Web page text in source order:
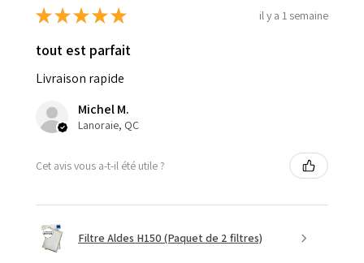
★★★★★ il y a 1 semaine
tout est parfait
Livraison rapide
Michel M.
Lanoraie, QC
Cet avis vous a-t-il été utile ?
Filtre Aldes H150 (Paquet de 2 filtres)